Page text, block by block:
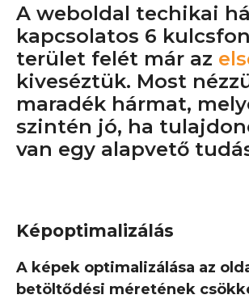
A weboldal techikai
kapcsolatos 6
terület felét már az
kiveséztük. Most
maradék hármat,
szintén jó, ha
van egy alapvető
Képoptimalizálás
A képek optimalizálása az
betöltődési méretének